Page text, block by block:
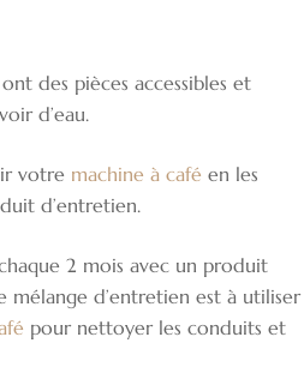
des pièces accessibles et
d’eau.
votre machine à café en les
d’entretien.
2 mois avec un produit
mélange d’entretien est à utiliser
pour nettoyer les conduits et